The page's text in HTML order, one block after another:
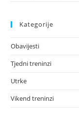
Kategorije
Obavijesti
Tjedni treninzi
Utrke
Vikend treninzi